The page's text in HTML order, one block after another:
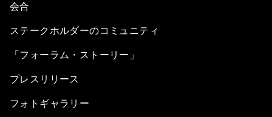
会合
ステークホルダーのコミュニティ
「フォーラム・ストーリー」
プレスリリース
フォトギャラリー